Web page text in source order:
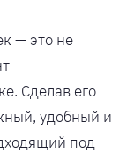
— это не
Сделав его
удобный и
под